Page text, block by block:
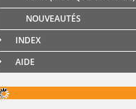
NOUVEAUTÉS
INDEX
AIDE